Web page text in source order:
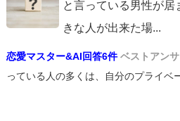
と言っている男性が
きな人が出来た場...
恋愛マスター&AI回答6件 ベストアン
っている人の多くは、自分のプライベ